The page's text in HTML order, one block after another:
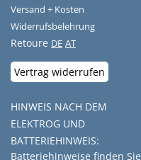
Versand + Kosten
Widerrufsbelehrung
Retoure DE AT
Vertrag widerrufen
HINWEIS NACH DEM
ELEKTROG UND
BATTERIEHINWEIS:
Batteriehinweise finden Sie